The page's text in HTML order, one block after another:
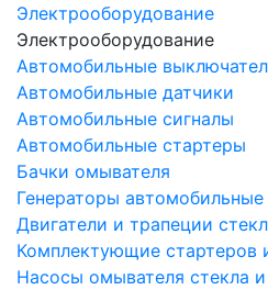
Электрооборудование
Электрооборудование
Автомобильные
Автомобильные датчики
Автомобильные сигналы
Автомобильные стартеры
Бачки омывателя
Генераторы автомобильные
Двигатели и трапеции
Комплектующие стартеров
Насосы омывателя стекла